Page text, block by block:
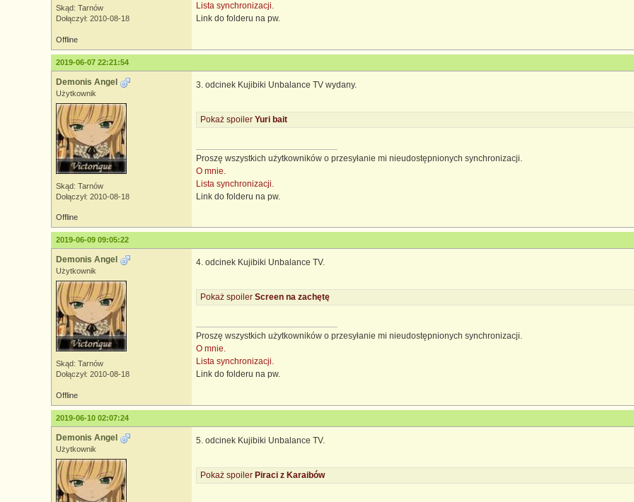
Skąd: Tarnów
Dołączył: 2010-08-18
Lista synchronizacji.
Link do folderu na pw.
Offline
2019-06-07 22:21:54
Demonis Angel
Użytkownik
Skąd: Tarnów
Dołączył: 2010-08-18
3. odcinek Kujibiki Unbalance TV wydany.
Pokaż spoiler Yuri bait
Proszę wszystkich użytkowników o przesyłanie mi nieudostępnionych synchronizacji.
O mnie.
Lista synchronizacji.
Link do folderu na pw.
Offline
2019-06-09 09:05:22
Demonis Angel
Użytkownik
Skąd: Tarnów
Dołączył: 2010-08-18
4. odcinek Kujibiki Unbalance TV.
Pokaż spoiler Screen na zachętę
Proszę wszystkich użytkowników o przesyłanie mi nieudostępnionych synchronizacji.
O mnie.
Lista synchronizacji.
Link do folderu na pw.
Offline
2019-06-10 02:07:24
Demonis Angel
Użytkownik
5. odcinek Kujibiki Unbalance TV.
Pokaż spoiler Piraci z Karaibów